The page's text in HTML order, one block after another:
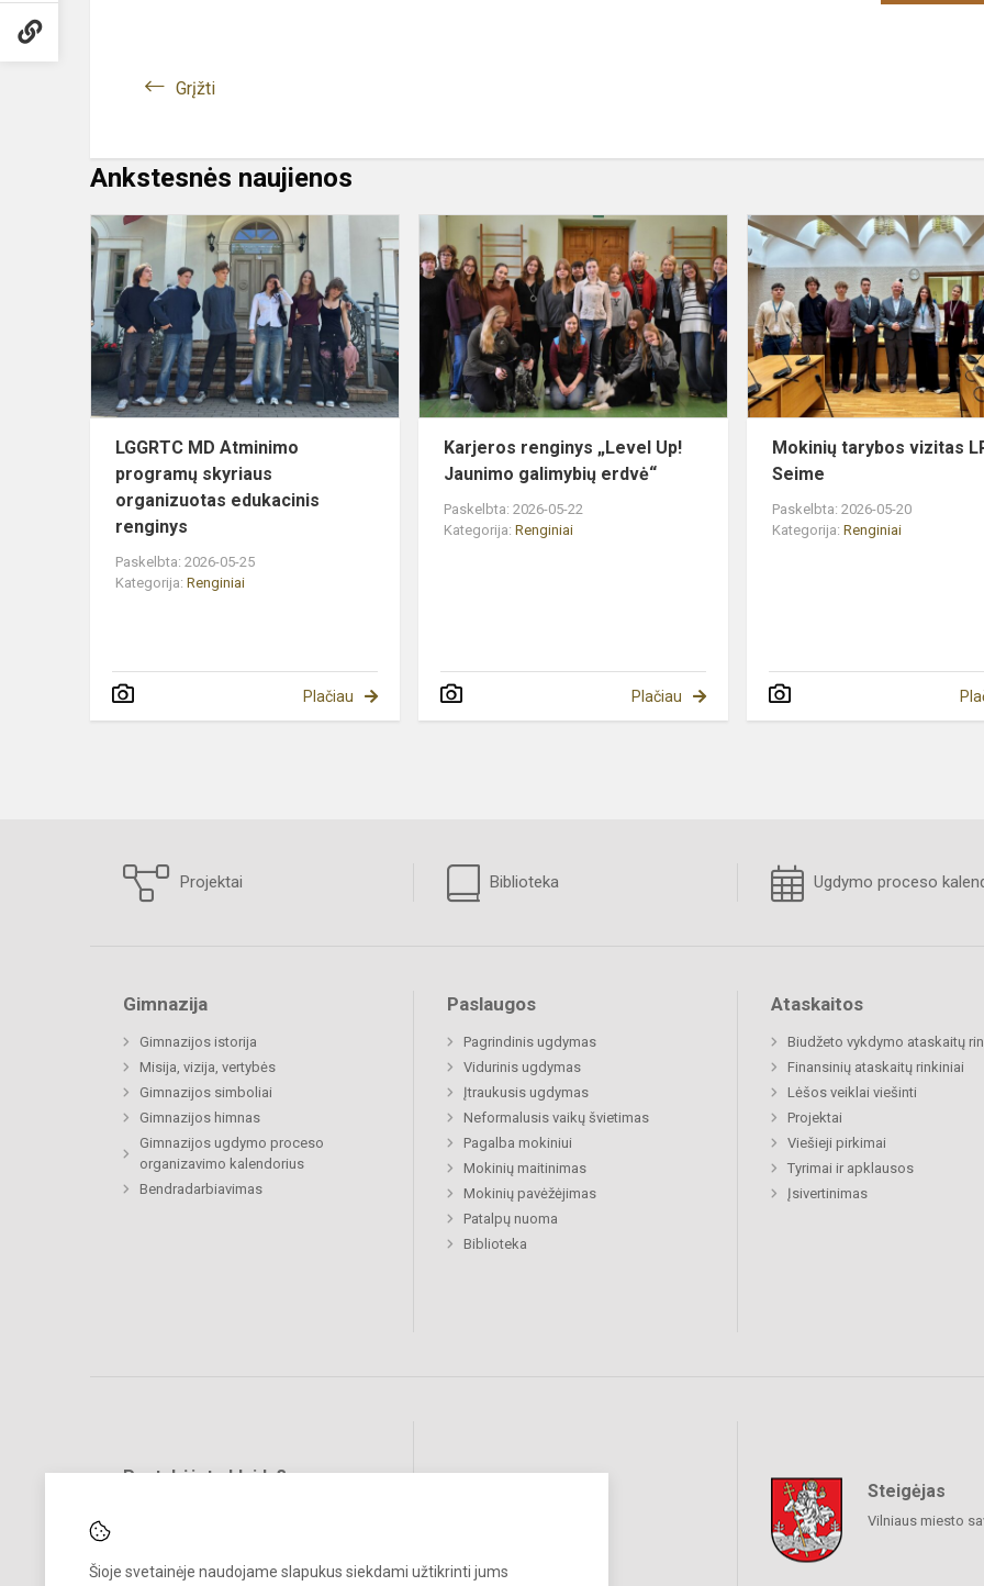
Šioje svetainėje naudojame slapukus siekdami užtikrinti jums
Grįžti
Ankstesnės naujienos
MD
Atminimo
programų
skyriaus
organizuotas
edukacini...
LGGRTC MD Atminimo
programų skyriaus
organizuotas edukacinis
renginys
Paskelbta: 2026-05-25
Kategorija: Renginiai
Plačiau
Karjeros
renginys
„Level
Jaunimo
galimybių
erdvė“
Karjeros renginys „Level Up!
Jaunimo galimybių erdvė“
Paskelbta: 2026-05-22
Kategorija:Renginiai
Plačiau
Mokinių tarybos vizitas
Seime
Paskelbta: 2026-05-20
Kategorija:Renginiai
Projektai Biblioteka Ugdymo proceso
Gimnazija
Gimnazijos istorija
Misija, vizija, vertybės
Gimnazijos simboliai
Gimnazijos himnas
Gimnazijos ugdymo proceso
organizavimo kalendorius
Bendradarbiavimas
Paslaugos
Pagrindinis ugdymas
Vidurinis ugdymas
Įtraukusis ugdymas
Neformalusis vaikų švietimas
Pagalba mokiniui
Mokinių maitinimas
Mokinių pavėžėjimas
Patalpų nuoma
Biblioteka
Ataskaitos
Biudžeto vykdymo ataskaitų
Finansinių ataskaitų rinkiniai
Lėšos veiklai viešinti
Projektai
Viešieji pirkimai
Tyrimai ir apklausos
Įsivertinimas
Pastabėjote klaidų?
Steigėjas
Vilniaus miesto